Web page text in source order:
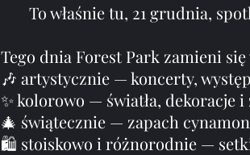
To właśnie tu, 21 grudnia,
Tego dnia Forest Park zamieni
🎶 artystycznie — koncerty,
✨ kolorowo — światła, dekoracje
🎄 świątecznie — zapach
🛍️ stoiskowo i różnorodnie —